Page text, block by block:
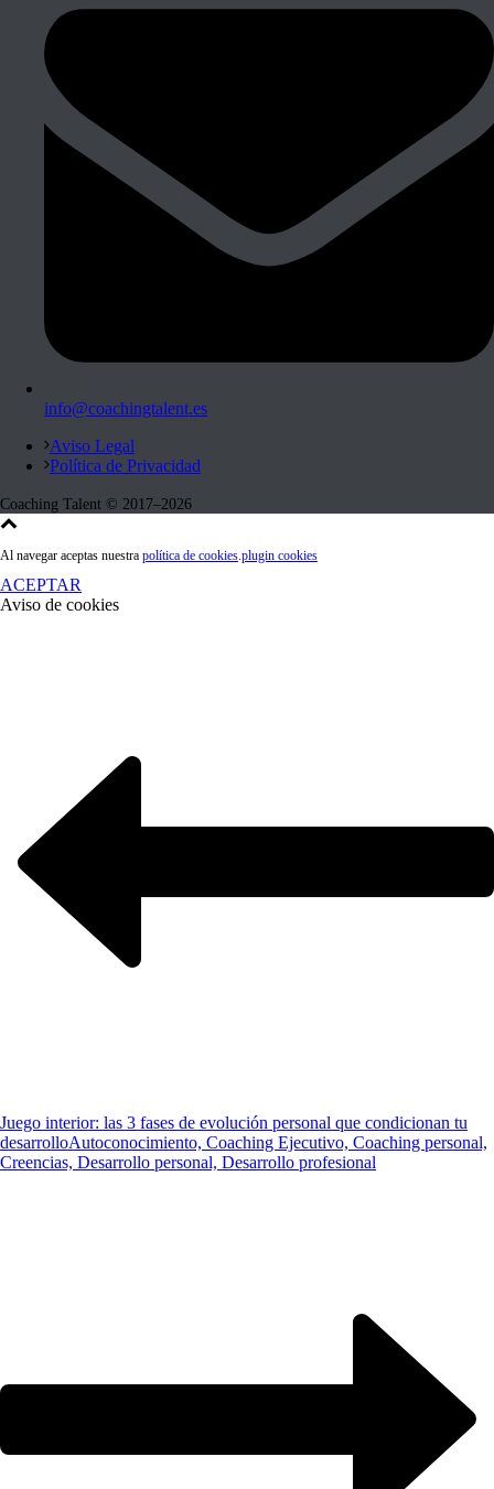
info@coachingtalent.es
Aviso Legal
Política de Privacidad
Al navegar aceptas nuestra política de cookies.plugin cookies
ACEPTAR
Aviso de cookies
Juego interior: las 3 fases de evolución personal que condicionan tu
desarrolloAutoconocimiento, Coaching Ejecutivo, Coaching personal,
Creencias, Desarrollo personal, Desarrollo profesional